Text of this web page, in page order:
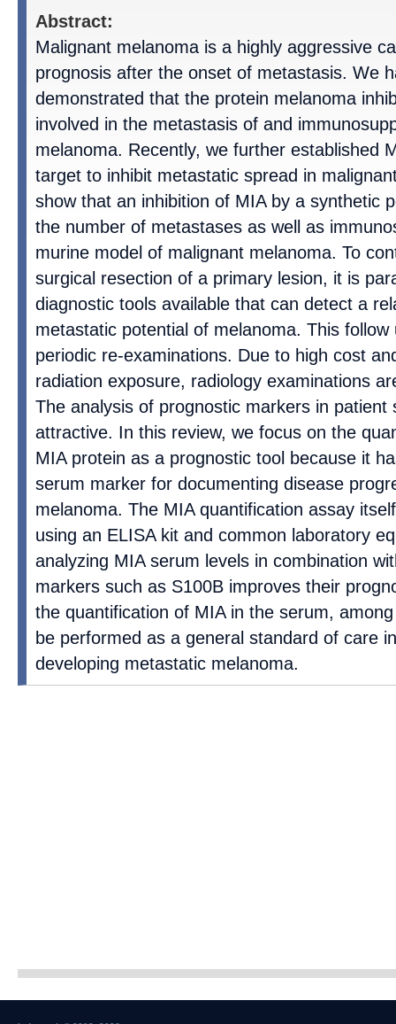
Abstract:
Malignant melanoma is a highly aggressive
prognosis after the onset of metastasis. We
demonstrated that the protein melanoma
involved in the metastasis of and
melanoma. Recently, we further established
target to inhibit metastatic spread in
show that an inhibition of MIA by a synthetic
the number of metastases as well as
murine model of malignant melanoma. To
surgical resection of a primary lesion, it is
diagnostic tools available that can detect a
metastatic potential of melanoma. This
periodic re-examinations. Due to high cost
radiation exposure, radiology examinations
The analysis of prognostic markers in patient
attractive. In this review, we focus on the
MIA protein as a prognostic tool because it
serum marker for documenting disease
melanoma. The MIA quantification assay
using an ELISA kit and common laboratory
analyzing MIA serum levels in combination
markers such as S100B improves their
the quantification of MIA in the serum,
be performed as a general standard of care
developing metastatic melanoma.